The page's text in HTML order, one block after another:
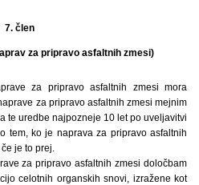
7. člen
za pripravo asfaltnih zmesi)
za pripravo asfaltnih zmesi mora
za pripravo asfaltnih zmesi mejnim
te uredbe najpozneje 10 let po uveljavitvi
tem, ko je naprava za pripravo asfaltnih
je to prej.
za pripravo asfaltnih zmesi določbam
celotnih organskih snovi, izražene kot